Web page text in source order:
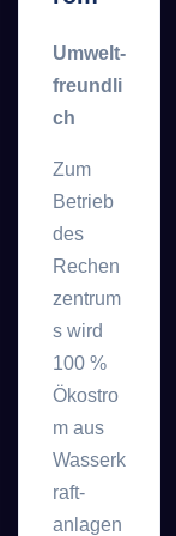
Umwelt­
freundli
ch
Zum
Betrieb
des
Rechen
zentrum
s wird
100 %
Ökostro
m aus
Wasserk
raft­
anlagen